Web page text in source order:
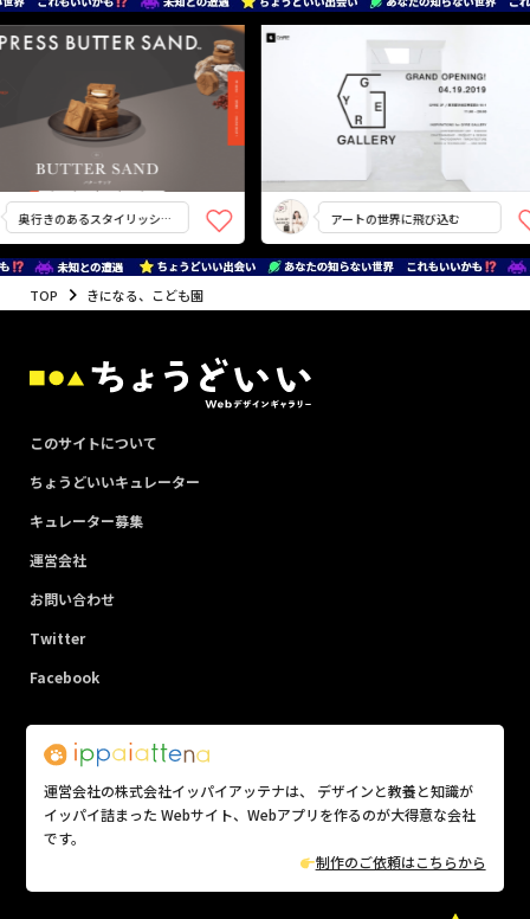
奥行きのあるスタイリッシュ
さ
アートの世界に飛び込む
TOP きになる、こども園
このサイトについて
ちょうどいいキュレーター
キュレーター募集
運営会社
お問い合わせ
Twitter
Facebook
運営会社の株式会社イッパイアッテナは、 デザインと教養と知識が
イッパイ詰まった Webサイト、Webアプリを作るのが大得意な会社
です。
制作のご依頼はこちらから